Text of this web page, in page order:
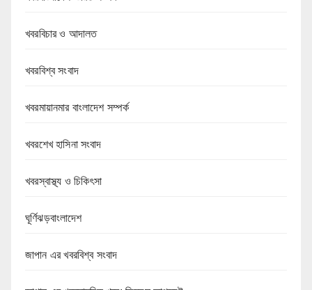
খবরবিচার ও আদালত
খবরবিশ্ব সংবাদ
খবরমায়ানমার বাংলাদেশ সম্পর্ক
খবরশেখ হাসিনা সংবাদ
খবরস্বাস্থ্য ও চিকিৎসা
ঘূর্ণিঝড়বাংলাদেশ
জাপান এর খবরবিশ্ব সংবাদ